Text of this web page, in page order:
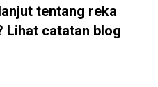
tentang reka
Lihat catatan blog